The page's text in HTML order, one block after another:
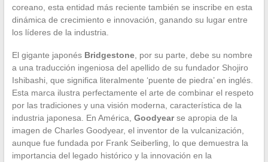
coreano, esta entidad más reciente también se inscribe en esta
dinámica de crecimiento e innovación, ganando su lugar entre
los líderes de la industria.
El gigante japonés Bridgestone, por su parte, debe su nombre
a una traducción ingeniosa del apellido de su fundador Shojiro
Ishibashi, que significa literalmente ‘puente de piedra’ en inglés.
Esta marca ilustra perfectamente el arte de combinar el respeto
por las tradiciones y una visión moderna, característica de la
industria japonesa. En América, Goodyearse apropia de la
imagen de Charles Goodyear, el inventor de la vulcanización,
aunque fue fundada por Frank Seiberling, lo que demuestra la
importancia del legado histórico y la innovación en la